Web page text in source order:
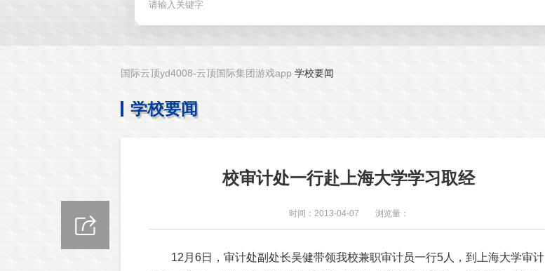
国际云顶yd4008-云顶国际集团游戏app 学校要闻
学校要闻
校审计处一行赴上海大学学习取经
时间：2013-04-07 浏览量：
12月6日，审计处副处长吴健带领我校兼职审计员一行5人，到上海大学审计